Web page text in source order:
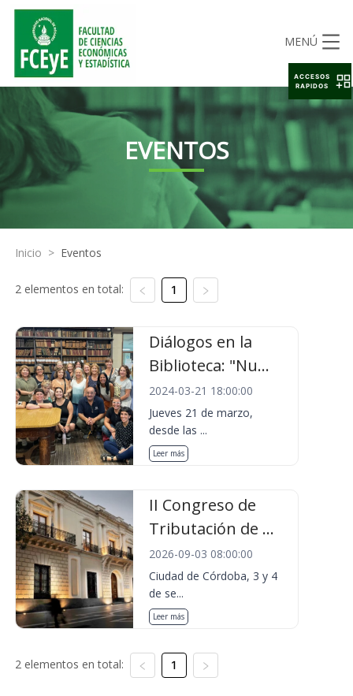
MENÚ
EVENTOS
Inicio > Eventos
2 elementos en total: 1
Diálogos en la
Biblioteca: "Nu...
2024-03-21 18:00:00
Jueves 21 de marzo,
desde las ...
Leer más
II Congreso de
Tributación de ...
2026-09-03 08:00:00
Ciudad de Córdoba, 3 y 4
de se...
Leer más
2 elementos en total: 1
ACCESOS
RAPIDOS